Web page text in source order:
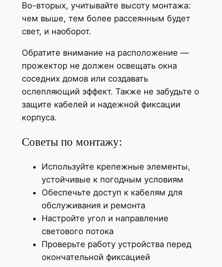
Во-вторых, учитывайте высоту монтажа:
чем выше, тем более рассеянным будет
свет, и наоборот.
Обратите внимание на расположение —
прожектор не должен освещать окна
соседних домов или создавать
ослепляющий эффект. Также не забудьте о
защите кабелей и надежной фиксации
корпуса.
Советы по монтажу:
Используйте крепежные элементы,
устойчивые к погодным условиям
Обеспечьте доступ к кабелям для
обслуживания и ремонта
Настройте угол и направление
светового потока
Проверьте работу устройства перед
окончательной фиксацией